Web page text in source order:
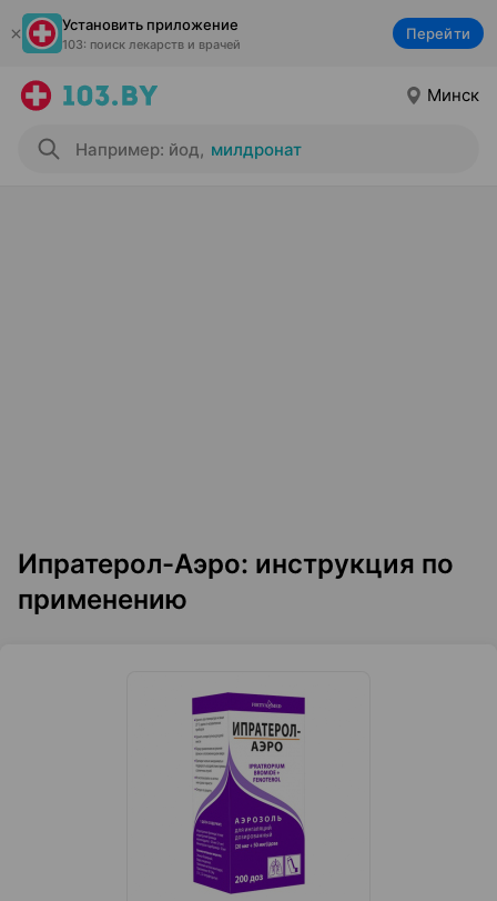
Установить приложение
103: поиск лекарств и врачей
Перейти
Минск
Например: йод, милдронат
Ипратерол-Аэро: инструкция по
применению